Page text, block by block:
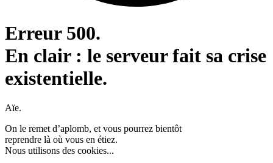
Erreur 500.
En clair : le serveur fait sa crise
existentielle.
Aïe.
On le remet d’aplomb, et vous pourrez bientôt
reprendre là où vous en étiez.
Nous utilisons des cookies...